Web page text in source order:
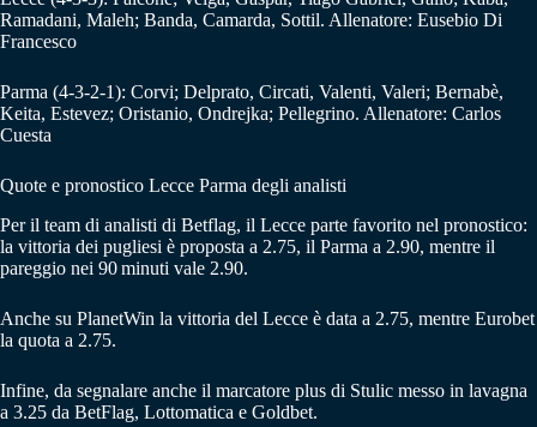
Ramadani, Maleh; Banda, Camarda, Sottil. Allenatore: Eusebio Di
Francesco
Parma (4-3-2-1): Corvi; Delprato, Circati, Valenti, Valeri; Bernabè,
Keita, Estevez; Oristanio, Ondrejka; Pellegrino. Allenatore: Carlos
Cuesta
Quote e pronostico Lecce Parma degli analisti
Per il team di analisti di Betflag, il Lecce parte favorito nel pronostico:
la vittoria dei pugliesi è proposta a 2.75, il Parma a 2.90, mentre il
pareggio nei 90 minuti vale 2.90.
Anche su PlanetWin la vittoria del Lecce è data a 2.75, mentre Eurobet
la quota a 2.75.
Infine, da segnalare anche il marcatore plus di Stulic messo in lavagna
a 3.25 da BetFlag, Lottomatica e Goldbet.